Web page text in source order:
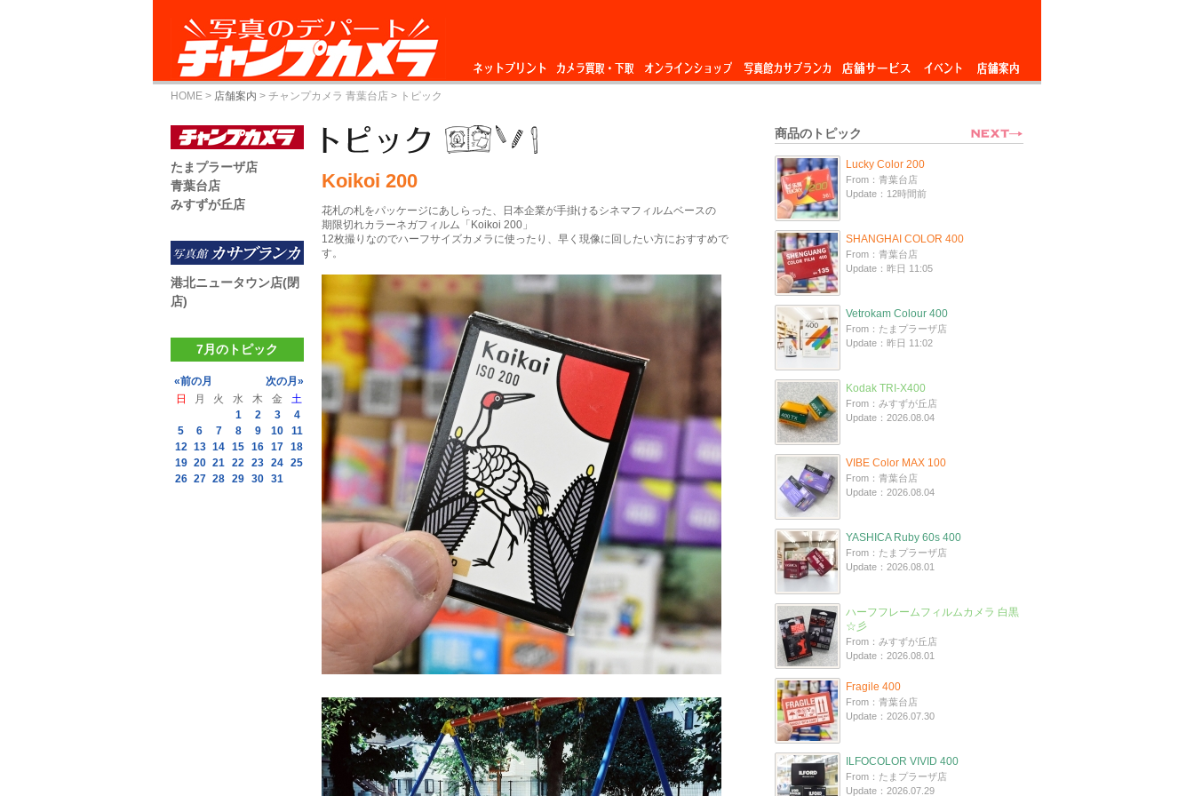
ネットプリント
カメラ買取・下
オンラインショップ 写真館カサブランカ 店舗サービス イベント 店舗案内
HOME > 店舗案内 > チャンプカメラ 青葉台店 > トピック
Koikoi 200
花札の札をパッケージにあしらった、日本企業が手掛けるシネマフィルムベースの
期限切れカラーネガフィルム「Koikoi 200」
12枚撮りなのでハーフサイズカメラに使ったり、早く現像に回したい方におすすめで
す。
たまプラーザ店
青葉台店
みすずが丘店
港北ニュータウン店(閉
店)
7月のトピック
«前の月
次の月»
日
月 火 水 木 金
土
1
2 3
4
5
6 7 8 9 10
11
12 13 14 15 16 17 18
19 20 21 22 23 24 25
26 27 28 29 30 31
商品のトピック
Lucky Color 200
From：青葉台店
Update：12時間前
SHANGHAI COLOR 400
From：青葉台店
Update：昨日 11:05
Vetrokam Colour 400
From：たまプラーザ店
Update：昨日 11:02
Kodak TRI-X400
From：みすずが丘店
Update：2026.08.04
VIBE Color MAX 100
From：青葉台店
Update：2026.08.04
YASHICA Ruby 60s 400
From：たまプラーザ店
Update：2026.08.01
ハーフフレームフィルムカメラ 白黒
☆彡
From：みすずが丘店
Update：2026.08.01
Fragile 400
From：青葉台店
Update：2026.07.30
ILFOCOLOR VIVID 400
From：たまプラーザ店
Update：2026.07.29